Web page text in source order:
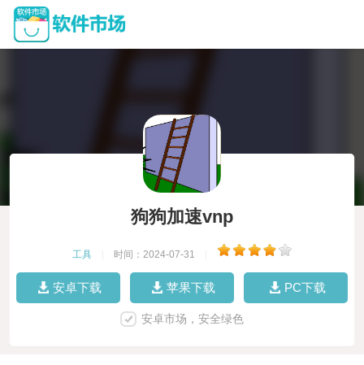
狗狗加速vnp
工具 时间：2024-07-31
安卓下载 苹果下载 PC下载
安卓市场，安全绿色